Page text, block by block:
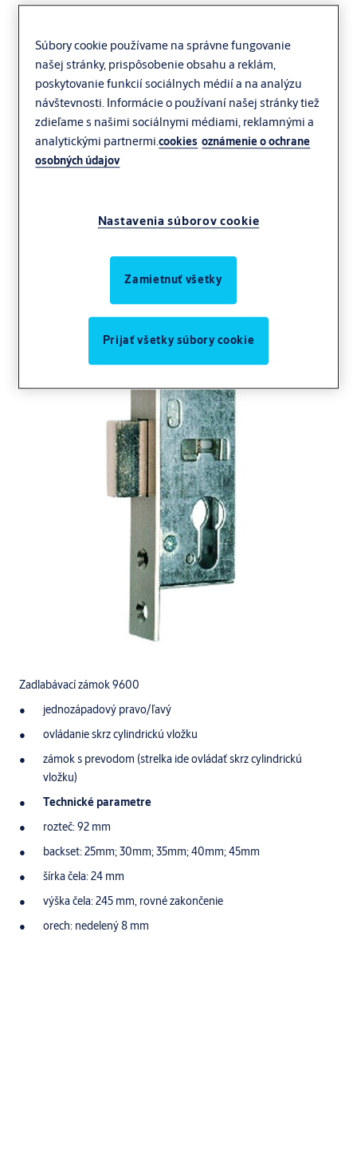
Nemef 9600
zadlabávací zámok
Zadlabávací zámok 9600
jednozápadový pravo/ľavý
ovládanie skrz cylindrickú vložku
zámok s prevodom (strelka ide ovládať skrz cylindrickú
vložku)
Technické parametre
rozteč: 92 mm
backset: 25mm; 30mm; 35mm; 40mm; 45mm
šírka čela: 24 mm
výška čela: 245 mm, rovné zakončenie
orech: nedelený 8 mm
Súbory cookie používame na správne fungovanie
našej stránky, prispôsobenie obsahu a reklám,
poskytovanie funkcií sociálnych médií a na analýzu
návštevnosti. Informácie o používaní našej stránky tiež
zdieľame s našimi sociálnymi médiami, reklamnými a
analytickými partnermi.cookies oznámenie o ochrane
osobných údajov
Nastavenia súborov cookie
Zamietnuť všetky
Prijať všetky súbory cookie